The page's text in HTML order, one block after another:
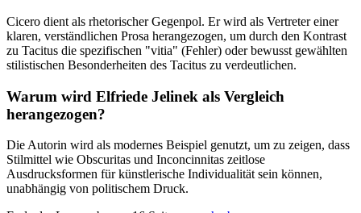
Cicero dient als rhetorischer Gegenpol. Er wird als Vertreter einer
klaren, verständlichen Prosa herangezogen, um durch den Kontrast
zu Tacitus die spezifischen "vitia" (Fehler) oder bewusst gewählten
stilistischen Besonderheiten des Tacitus zu verdeutlichen.
Warum wird Elfriede Jelinek als Vergleich
herangezogen?
Die Autorin wird als modernes Beispiel genutzt, um zu zeigen, dass
Stilmittel wie Obscuritas und Inconcinnitas zeitlose
Ausdrucksformen für künstlerische Individualität sein können,
unabhängig von politischem Druck.